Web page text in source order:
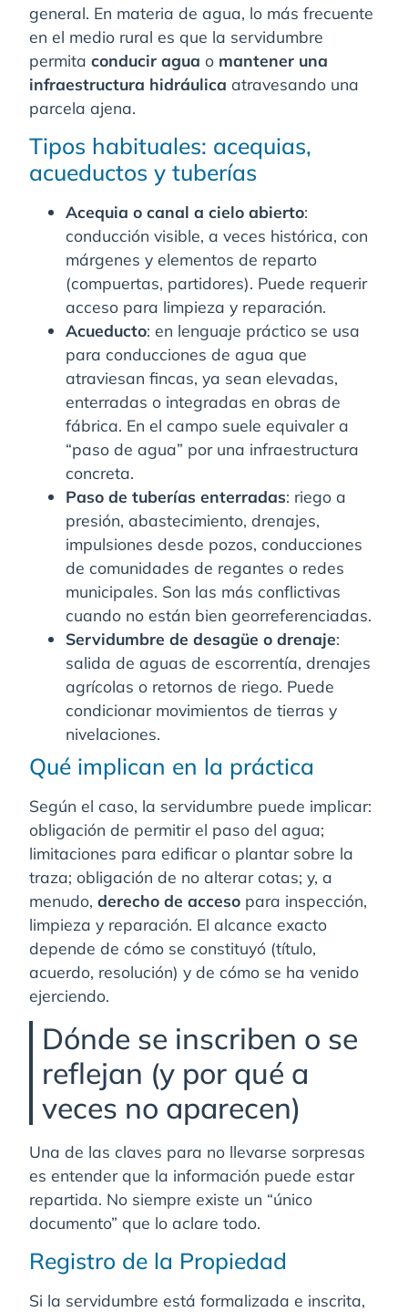
general. En materia de agua, lo más frecuente
en el medio rural es que la servidumbre
permita conducir agua o mantener una
infraestructura hidráulica atravesando una
parcela ajena.
Tipos habituales: acequias,
acueductos y tuberías
Acequia o canal a cielo abierto:
conducción visible, a veces histórica, con
márgenes y elementos de reparto
(compuertas, partidores). Puede requerir
acceso para limpieza y reparación.
Acueducto: en lenguaje práctico se usa
para conducciones de agua que
atraviesan fincas, ya sean elevadas,
enterradas o integradas en obras de
fábrica. En el campo suele equivaler a
“paso de agua” por una infraestructura
concreta.
Paso de tuberías enterradas: riego a
presión, abastecimiento, drenajes,
impulsiones desde pozos, conducciones
de comunidades de regantes o redes
municipales. Son las más conflictivas
cuando no están bien georreferenciadas.
Servidumbre de desagüe o drenaje:
salida de aguas de escorrentía, drenajes
agrícolas o retornos de riego. Puede
condicionar movimientos de tierras y
nivelaciones.
Qué implican en la práctica
Según el caso, la servidumbre puede implicar:
obligación de permitir el paso del agua;
limitaciones para edificar o plantar sobre la
traza; obligación de no alterar cotas; y, a
menudo, derecho de acceso para inspección,
limpieza y reparación. El alcance exacto
depende de cómo se constituyó (título,
acuerdo, resolución) y de cómo se ha venido
ejerciendo.
Dónde se inscriben o se
reflejan (y por qué a
veces no aparecen)
Una de las claves para no llevarse sorpresas
es entender que la información puede estar
repartida. No siempre existe un “único
documento” que lo aclare todo.
Registro de la Propiedad
Si la servidumbre está formalizada e inscrita,